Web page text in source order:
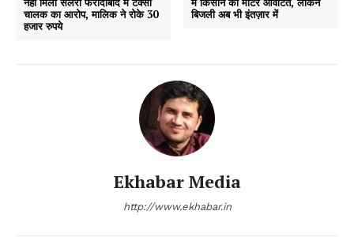
चालक का आरोप, मालिक ने रोके 30
हजार रुपये
बिजली अब भी इंतज़ार में
Ekhabar Media
http://www.ekhabar.in